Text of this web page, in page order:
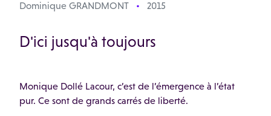
Dominique GRANDMONT 2015
D'ici jusqu'à toujours
Monique Dollé Lacour, c’est de l’émergence à l’état
pur. Ce sont de grands carrés de liberté.